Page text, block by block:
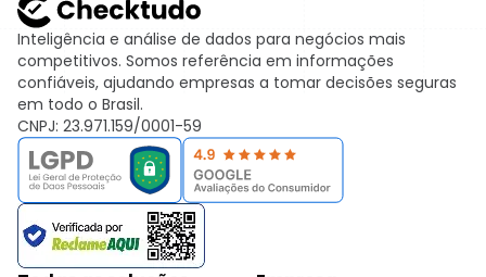
Inteligência e análise de dados para negócios mais
competitivos. Somos referência em informações
confiáveis, ajudando empresas a tomar decisões seguras
em todo o Brasil.
CNPJ: 23.971.159/0001-59